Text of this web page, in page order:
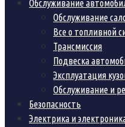
Обслуживание
Обслуживание
Все о топливной
Трансмиссия
Подвеска
Эксплуатация
Обслуживание и
Безопасность
Электрика и